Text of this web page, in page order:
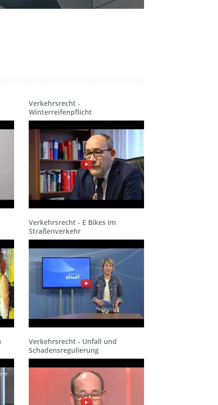
Recht der
Finanzmakler und
und
Betriebsprüfungen
Verkehrsrecht,
Ordnungswidrigkeiten
und Strafrecht
Versicherungsrecht
Wohnungseigentumsrecht
Verkehrsrecht -
Winterreifenpflicht
Verkehrsrecht - E Bikes im
Straßenverkehr
Verkehrsrecht - Unfall und
Schadensregulierung